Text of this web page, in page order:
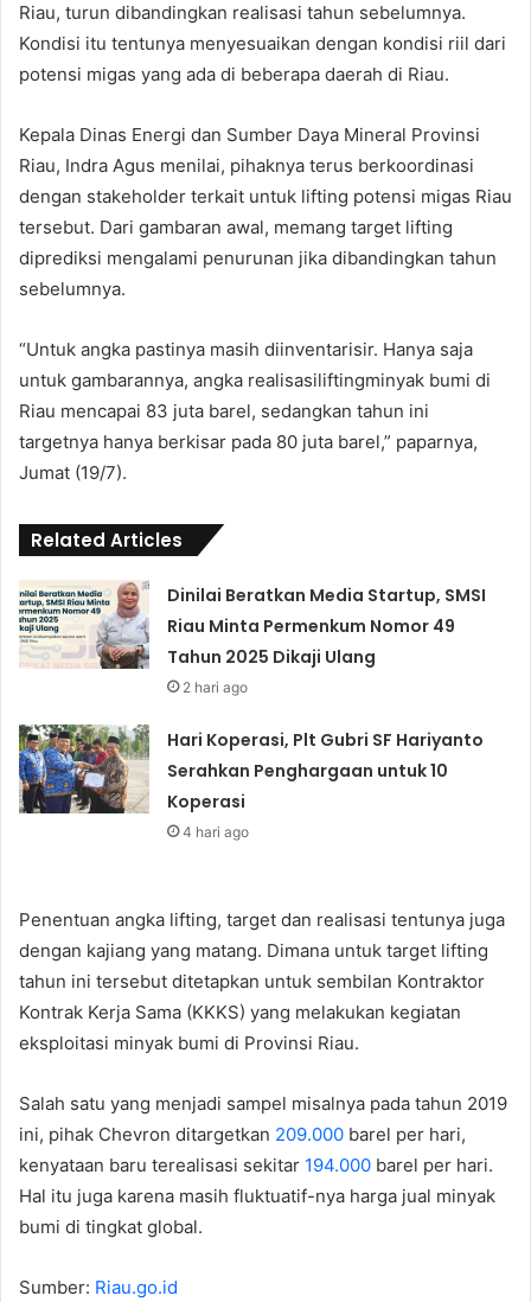
Riau, turun dibandingkan realisasi tahun sebelumnya.
Kondisi itu tentunya menyesuaikan dengan kondisi riil dari
potensi migas yang ada di beberapa daerah di Riau.
Kepala Dinas Energi dan Sumber Daya Mineral Provinsi
Riau, Indra Agus menilai, pihaknya terus berkoordinasi
dengan stakeholder terkait untuk lifting potensi migas Riau
tersebut. Dari gambaran awal, memang target lifting
diprediksi mengalami penurunan jika dibandingkan tahun
sebelumnya.
“Untuk angka pastinya masih diinventarisir. Hanya saja
untuk gambarannya, angka realisasiliftingminyak bumi di
Riau mencapai 83 juta barel, sedangkan tahun ini
targetnya hanya berkisar pada 80 juta barel,” paparnya,
Jumat (19/7).
Related Articles
Dinilai Beratkan Media Startup, SMSI
Riau Minta Permenkum Nomor 49
Tahun 2025 Dikaji Ulang
2 hari ago
Hari Koperasi, Plt Gubri SF Hariyanto
Serahkan Penghargaan untuk 10
Koperasi
4 hari ago
Penentuan angka lifting, target dan realisasi tentunya juga
dengan kajiang yang matang. Dimana untuk target lifting
tahun ini tersebut ditetapkan untuk sembilan Kontraktor
Kontrak Kerja Sama (KKKS) yang melakukan kegiatan
eksploitasi minyak bumi di Provinsi Riau.
Salah satu yang menjadi sampel misalnya pada tahun 2019
ini, pihak Chevron ditargetkan 209.000 barel per hari,
kenyataan baru terealisasi sekitar 194.000 barel per hari.
Hal itu juga karena masih fluktuatif-nya harga jual minyak
bumi di tingkat global.
Sumber: Riau.go.id